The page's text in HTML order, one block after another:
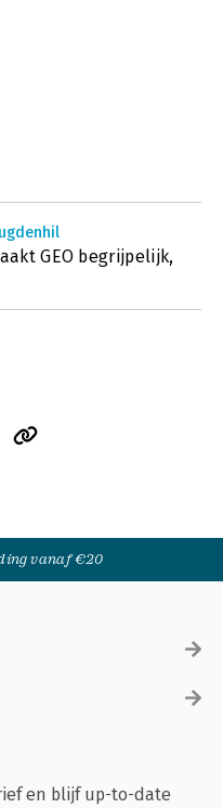
GEO begrijpelijk,
vanaf €20
en blijf up-to-date